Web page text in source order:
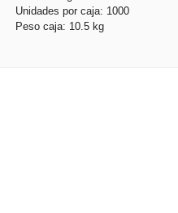
Unidades por caja: 1000
Peso caja: 10.5 kg